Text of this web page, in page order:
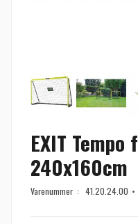
EXIT
240x160cm
Varenummer : 41.20.24.00